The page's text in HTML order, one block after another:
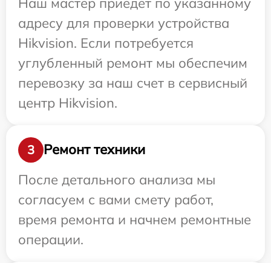
адресу для проверки устройства
Hikvision. Если потребуется
углубленный ремонт мы обеспечим
перевозку за наш счет в сервисный
центр Hikvision.
3
Ремонт техники
После детального анализа мы
согласуем с вами смету работ,
время ремонта и начнем ремонтные
операции.